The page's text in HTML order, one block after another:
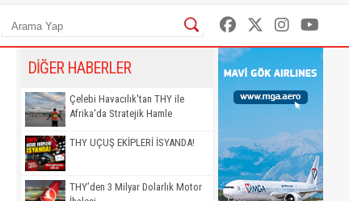
DİĞER HABERLER
Çelebi Havacılık'tan THY ile
Afrika'da Stratejik Hamle
THY UÇUŞ EKİPLERİ İSYANDA!
THY’den 3 Milyar Dolarlık Motor